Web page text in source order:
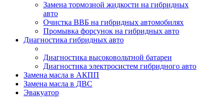
Замена тормозной жидкости на гибридных
авто
Очистка ВВБ на гибридных автомобилях
Промывка форсунок на гибридных авто
Диагностика гибридных авто
Диагностика высоковольтной батареи
Диагностика электросистем гибридного авто
Замена масла в АКПП
Замена масла в ДВС
Эвакуатор